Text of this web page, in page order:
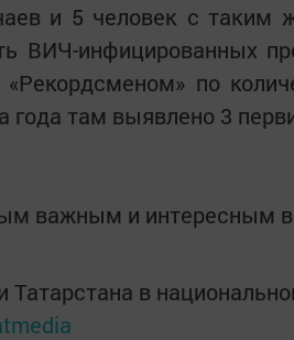
и 5 человек с таким
ВИЧ-инфицированных
по
года там выявлено 3
важным и интересным в
Татарстана в